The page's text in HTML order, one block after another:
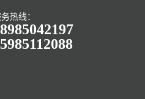
热线：